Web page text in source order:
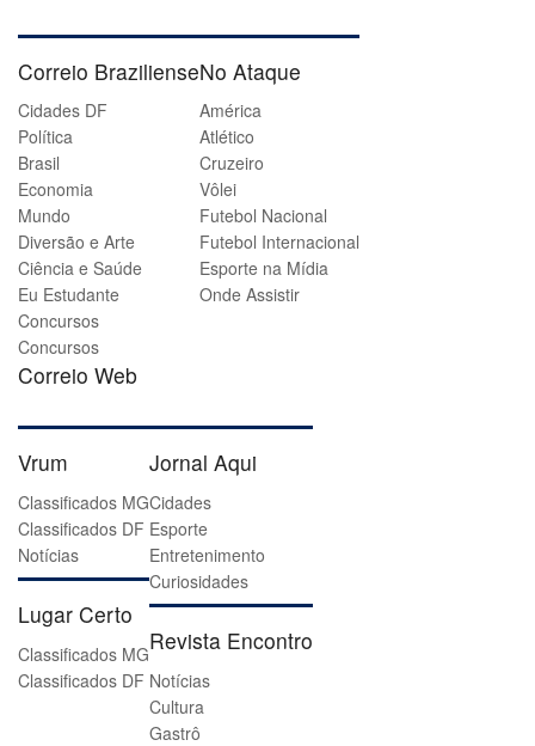
Correio Braziliense
Cidades DF
Política
Brasil
Economia
Mundo
Diversão e Arte
Ciência e Saúde
Eu Estudante
Concursos
Concursos
Correio Web
No Ataque
América
Atlético
Cruzeiro
Vôlei
Futebol Nacional
Futebol Internacional
Esporte na Mídia
Onde Assistir
Vrum
Classificados MG
Classificados DF
Notícias
Lugar Certo
Classificados MG
Classificados DF
Jornal Aqui
Cidades
Esporte
Entretenimento
Curiosidades
Revista Encontro
Notícias
Cultura
Gastrô